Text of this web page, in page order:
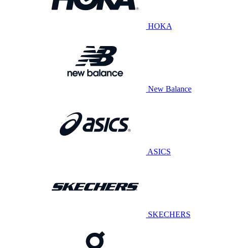
HOKA
New Balance
ASICS
SKECHERS